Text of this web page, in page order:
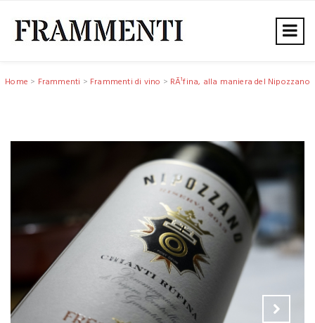
Home > Frammenti > Frammenti di vino > RÃ¹fina, alla maniera del Nipozzano